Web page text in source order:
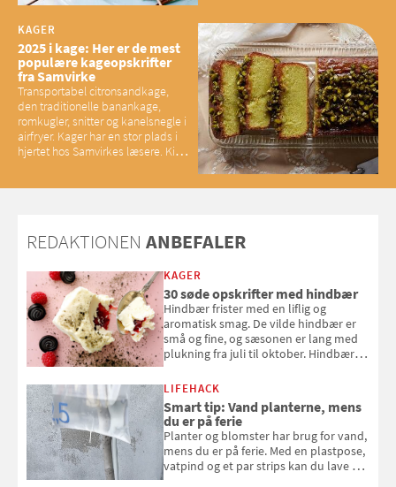
KAGER
2025 i kage: Her er de mest
populære kageopskrifter
fra Samvirke
Transportabel citronsandkage,
den traditionelle banankage,
romkugler, snitter og kanelsnegle i
airfryer. Kager har en stor plads i
hjertet hos Samvirkes læsere. Kig
REDAKTIONEN ANBEFALER
KAGER
30 søde opskrifter med hindbær
Hindbær frister med en liflig og
aromatisk smag. De vilde hindbær er
små og fine, og sæsonen er lang med
plukning fra juli til oktober. Hindbær
kan bruge dine hindbær i alt fra
bagværk og salater til is og syltning.
LIFEHACK
Smart tip: Vand planterne, mens
du er på ferie
Planter og blomster har brug for vand,
mens du er på ferie. Med en plastpose,
vatpind og et par strips kan du lave dit